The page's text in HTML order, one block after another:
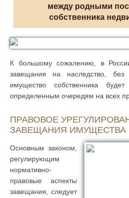
между родными
собственника
К большому сожалению, в
завещания на наследство, без
имущество собственника
определенным очередям на всех
ПРАВОВОЕ
ЗАВЕЩАНИЯ ИМУЩЕСТВА
Основным законом,
регулирующим
нормативно-
правовые аспекты
завещания, следует